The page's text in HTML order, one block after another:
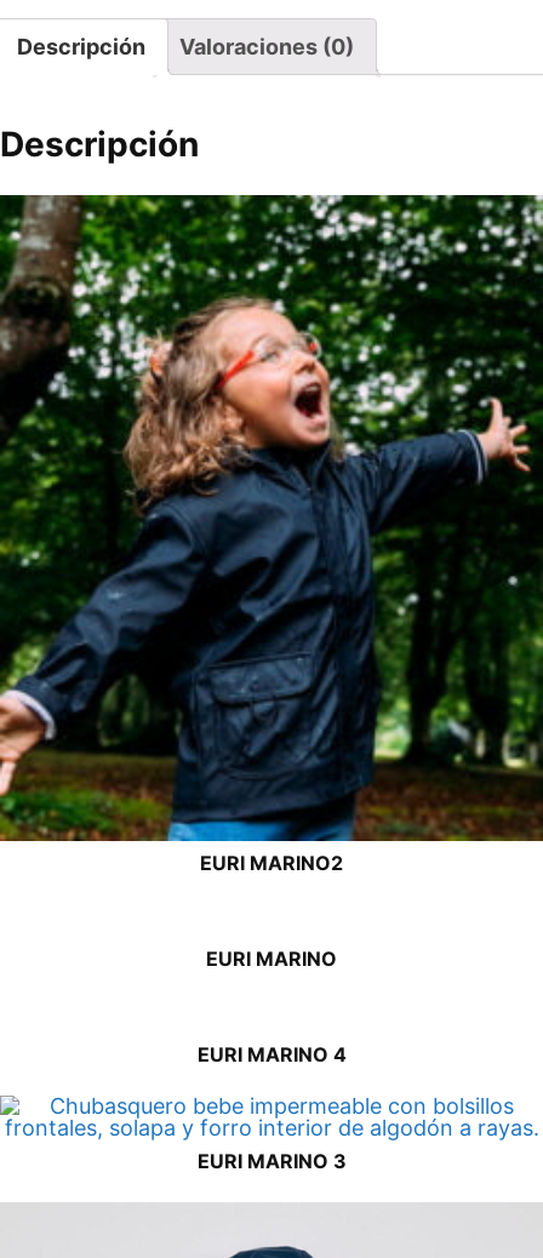
Descripción Valoraciones (0)
Descripción
EURI MARINO2
EURI MARINO
EURI MARINO 4
EURI MARINO 3